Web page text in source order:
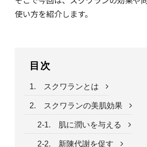
使い方を紹介します。
目次
1. スクワランとは
2. スクワランの美肌効果
2-1. 肌に潤いを与える
2-2. 新陳代謝を促す